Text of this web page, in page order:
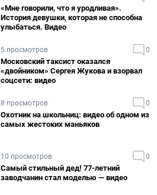
«Мне говорили, что я уродливая».
История девушки, которая не способна
улыбаться. Видео
5 просмотров 0
Московский таксист оказался
«двойником» Сергея Жукова и взорвал
соцсети: видео
8 просмотров 0
Охотник на школьниц: видео об одном из
самых жестоких маньяков
10 просмотров 0
Самый стильный дед! 77-летний
заводчанин стал моделью — видео